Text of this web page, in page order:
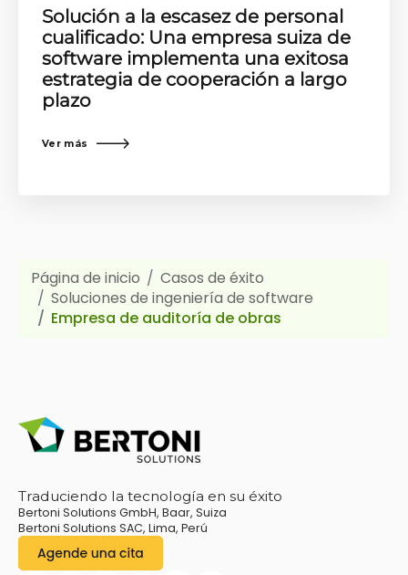
Solución a la escasez de personal
cualificado: Una empresa suiza de
software implementa una exitosa
estrategia de cooperación a largo
plazo
Ver más
Página de inicio
Casos de éxito
Soluciones de ingeniería de software
Empresa de auditoría de obras
Traduciendo la tecnología en su éxito
Bertoni Solutions GmbH, Baar, Suiza
Bertoni Solutions SAC, Lima, Perú